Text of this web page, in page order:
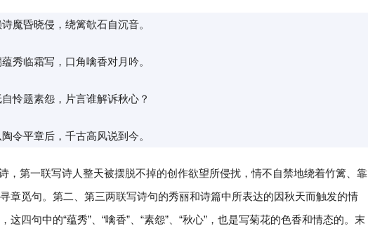
魔昏晓侵，绕篱欹石自沉音。
秀临霜写，口角噙香对月吟。
怜题素怨，片言谁解诉秋心？
令平章后，千古高风说到今。
，第一联写诗人整天被摆脱不掉的创作欲望所侵扰，情不自禁地绕着竹篱、靠
章觅句。第二、第三两联写诗句的秀丽和诗篇中所表达的因秋天而触发的情
这四句中的“蕴秀”、“噙香”、“素怨”、“秋心”，也是写菊花的色香和情态的。末